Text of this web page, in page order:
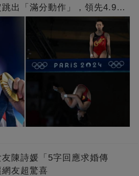
出「滿分動作」，領先4.9分
陳詩媛「5字回應求婚傳
友超驚喜